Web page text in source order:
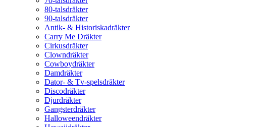
80-talsdräkter
90-talsdräkter
Antik- & Historiskadräkter
Carry Me Dräkter
Cirkusdräkter
Clowndräkter
Cowboydräkter
Damdräkter
Dator- & Tv-spelsdräkter
Discodräkter
Djurdräkter
Gangsterdräkter
Halloweendräkter